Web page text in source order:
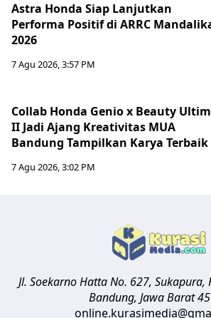
Astra Honda Siap Lanjutkan
Performa Positif di ARRC
2026
7 Agu 2026, 3:57 PM
Collab Honda Genio x Beauty
II Jadi Ajang Kreativitas MUA
Bandung Tampilkan Karya Terbaik
7 Agu 2026, 3:02 PM
Jl. Soekarno Hatta No. 627, Sukapura,
Bandung, Jawa Barat